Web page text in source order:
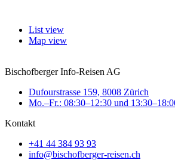
List view
Map view
Bischofberger Info-Reisen AG
Dufourstrasse 159, 8008 Zürich
Mo.–Fr.: 08:30–12:30 und
Kontakt
+41 44 384 93 93
info@bischofberger-reisen.ch